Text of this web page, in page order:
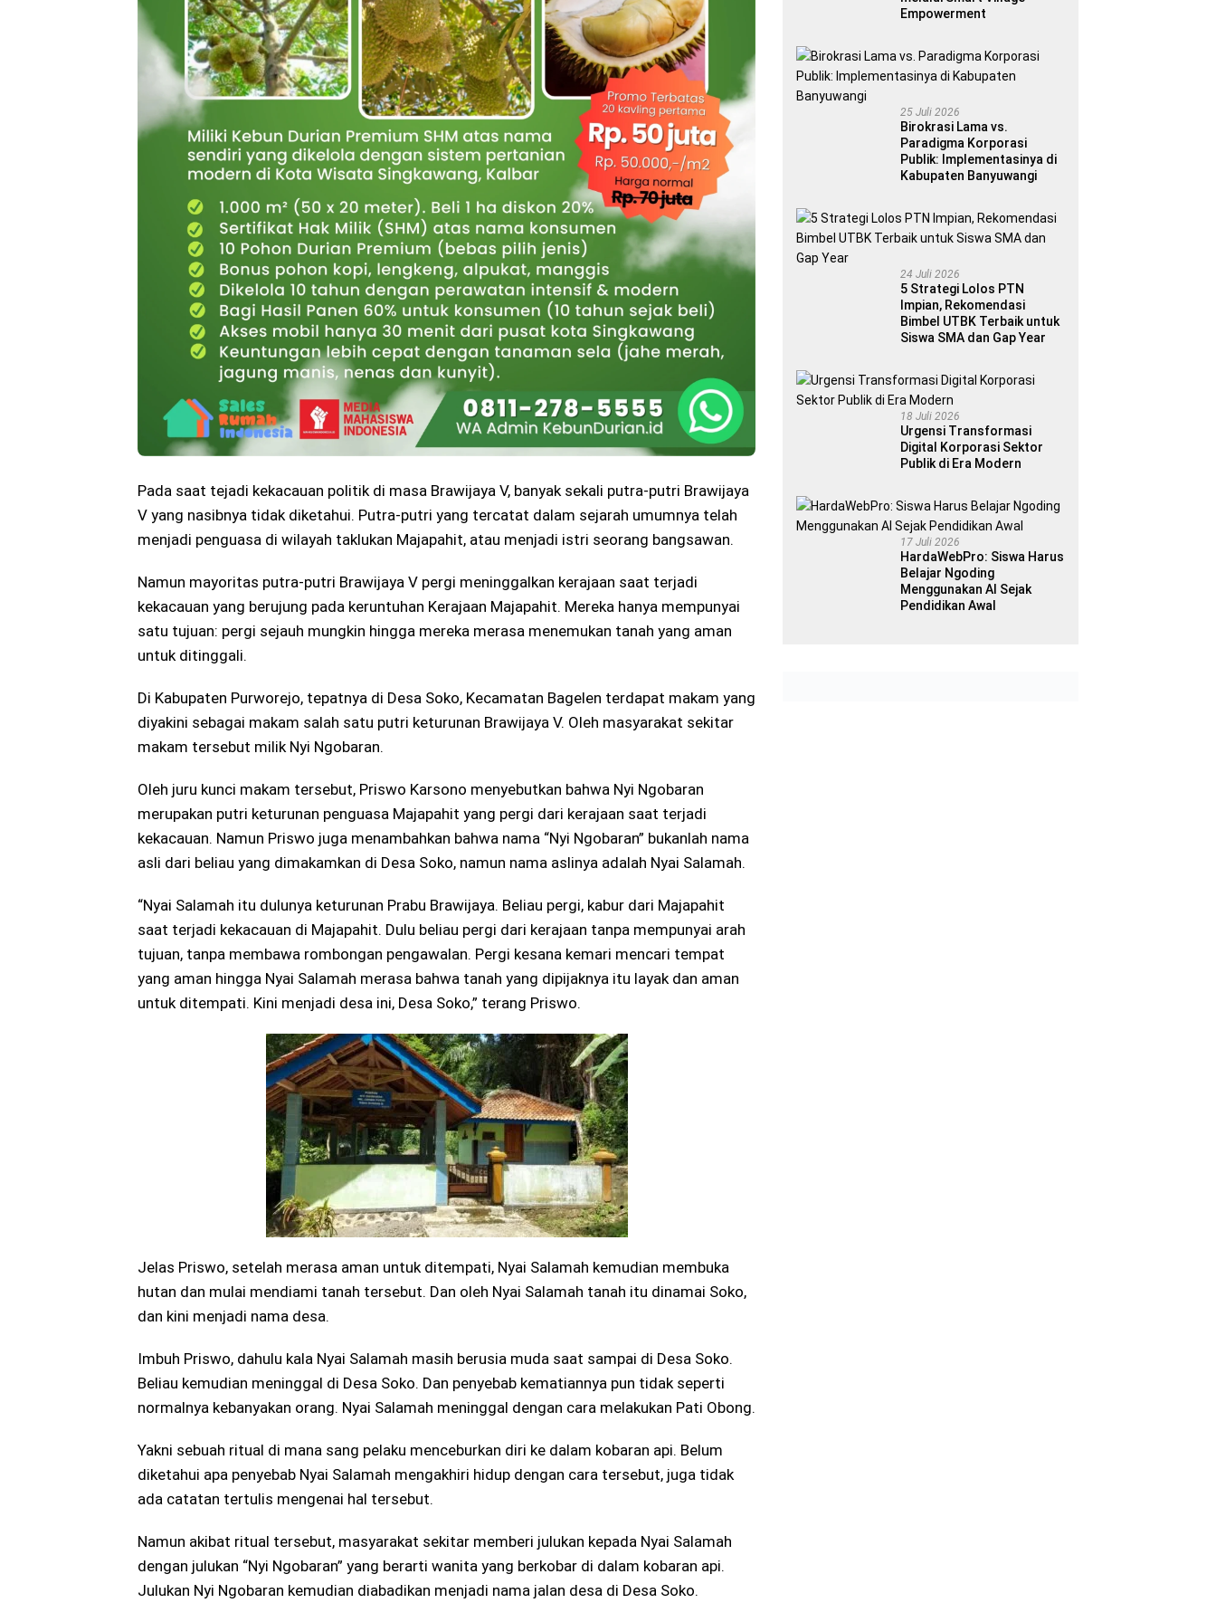
Pada saat tejadi kekacauan politik di masa Brawijaya V, banyak sekali putra-putri Brawijaya
V yang nasibnya tidak diketahui. Putra-putri yang tercatat dalam sejarah umumnya telah
menjadi penguasa di wilayah taklukan Majapahit, atau menjadi istri seorang bangsawan.
Namun mayoritas putra-putri Brawijaya V pergi meninggalkan kerajaan saat terjadi
kekacauan yang berujung pada keruntuhan Kerajaan Majapahit. Mereka hanya mempunyai
satu tujuan: pergi sejauh mungkin hingga mereka merasa menemukan tanah yang aman
untuk ditinggali.
Di Kabupaten Purworejo, tepatnya di Desa Soko, Kecamatan Bagelen terdapat makam yang
diyakini sebagai makam salah satu putri keturunan Brawijaya V. Oleh masyarakat sekitar
makam tersebut milik Nyi Ngobaran.
Oleh juru kunci makam tersebut, Priswo Karsono menyebutkan bahwa Nyi Ngobaran
merupakan putri keturunan penguasa Majapahit yang pergi dari kerajaan saat terjadi
kekacauan. Namun Priswo juga menambahkan bahwa nama “Nyi Ngobaran” bukanlah nama
asli dari beliau yang dimakamkan di Desa Soko, namun nama aslinya adalah Nyai Salamah.
“Nyai Salamah itu dulunya keturunan Prabu Brawijaya. Beliau pergi, kabur dari Majapahit
saat terjadi kekacauan di Majapahit. Dulu beliau pergi dari kerajaan tanpa mempunyai arah
tujuan, tanpa membawa rombongan pengawalan. Pergi kesana kemari mencari tempat
yang aman hingga Nyai Salamah merasa bahwa tanah yang dipijaknya itu layak dan aman
untuk ditempati. Kini menjadi desa ini, Desa Soko,” terang Priswo.
Jelas Priswo, setelah merasa aman untuk ditempati, Nyai Salamah kemudian membuka
hutan dan mulai mendiami tanah tersebut. Dan oleh Nyai Salamah tanah itu dinamai Soko,
dan kini menjadi nama desa.
Imbuh Priswo, dahulu kala Nyai Salamah masih berusia muda saat sampai di Desa Soko.
Beliau kemudian meninggal di Desa Soko. Dan penyebab kematiannya pun tidak seperti
normalnya kebanyakan orang. Nyai Salamah meninggal dengan cara melakukan Pati Obong.
Yakni sebuah ritual di mana sang pelaku menceburkan diri ke dalam kobaran api. Belum
diketahui apa penyebab Nyai Salamah mengakhiri hidup dengan cara tersebut, juga tidak
ada catatan tertulis mengenai hal tersebut.
Namun akibat ritual tersebut, masyarakat sekitar memberi julukan kepada Nyai Salamah
dengan julukan “Nyi Ngobaran” yang berarti wanita yang berkobar di dalam kobaran api.
Julukan Nyi Ngobaran kemudian diabadikan menjadi nama jalan desa di Desa Soko.
Empowerment
25 Juli 2026
Birokrasi Lama vs.
Paradigma Korporasi
Publik: Implementasinya di
Kabupaten Banyuwangi
24 Juli 2026
5 Strategi Lolos PTN
Impian, Rekomendasi
Bimbel UTBK Terbaik untuk
Siswa SMA dan Gap Year
18 Juli 2026
Urgensi Transformasi
Digital Korporasi Sektor
Publik di Era Modern
17 Juli 2026
HardaWebPro: Siswa Harus
Belajar Ngoding
Menggunakan AI Sejak
Pendidikan Awal